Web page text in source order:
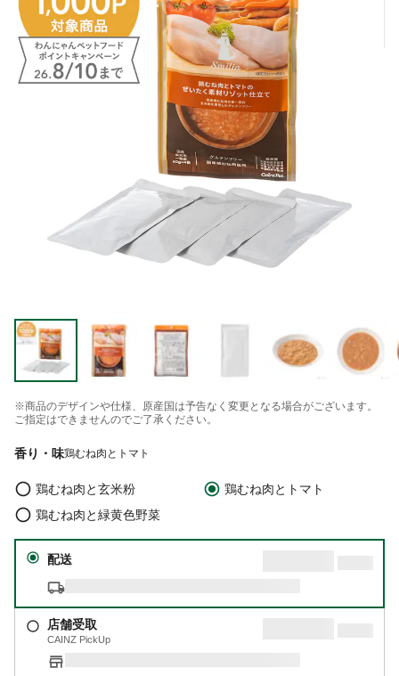
※商品のデザインや仕様、原産国は予告なく変更となる場合がございます。
ご指定はできませんのでご了承ください。
香り・味鶏むね肉とトマト
鶏むね肉と玄米粉
鶏むね肉とトマト
鶏むね肉と緑黄色野菜
配送
店舗受取
CAINZ PickUp